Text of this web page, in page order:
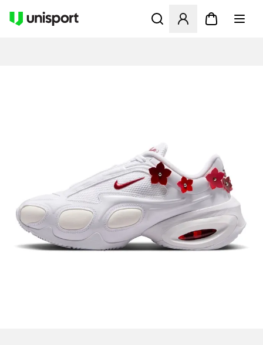
Åbner en Modal til at